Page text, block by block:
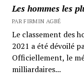
Les hommes les
PAR FIRMIN AGBÉ
Le classement des
2021 a été dévoilé
Officiellement, le
milliardaires...